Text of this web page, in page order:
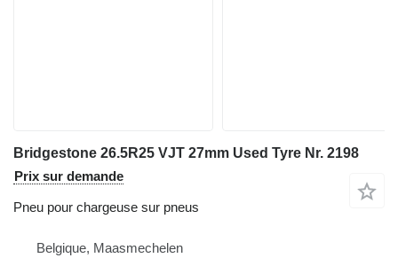
Bridgestone 26.5R25 VJT 27mm Used Tyre Nr. 2198
Prix sur demande
Pneu pour chargeuse sur pneus
Belgique, Maasmechelen